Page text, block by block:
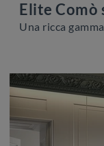
Elite Comò